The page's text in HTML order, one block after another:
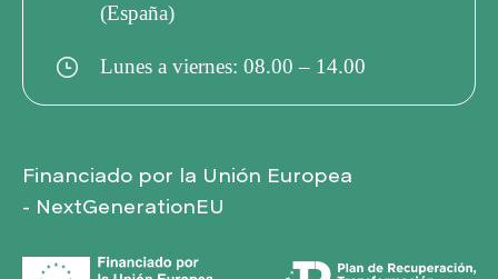
(España)
Lunes a viernes: 08.00 – 14.00
Financiado por la Unión Europea
- NextGenerationEU